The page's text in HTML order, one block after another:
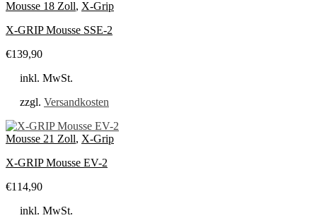
Mousse 18 Zoll, X-Grip
X-GRIP Mousse SSE-2
€139,90
inkl. MwSt.
zzgl. Versandkosten
Mousse 21 Zoll, X-Grip
X-GRIP Mousse EV-2
€114,90
inkl. MwSt.